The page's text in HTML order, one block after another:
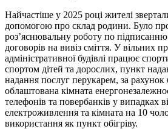
Найчастіше у 2025 році жителі
допомогою про склад родини. Було
роз’яснювальну роботу по
договорів на вивіз сміття. У вільних
адміністративної будівлі працює
спортом дітей та дорослих, пункт
надання послуг перукарем, за рахунок
облаштована кімната
телефонів та повербанків у випадках
електроживлення та кімната на 10
використання як пункт обігріву.